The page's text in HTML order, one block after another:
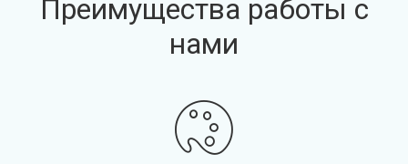
Преимущества работы с
нами